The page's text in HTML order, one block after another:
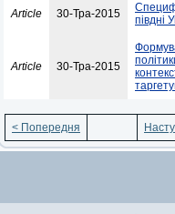
Article 30-Тра-2015
півдні
Article 30-Тра-2015
< Попередня